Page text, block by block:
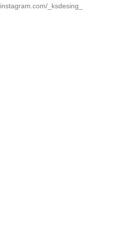
instagram.com/_ksdesing_